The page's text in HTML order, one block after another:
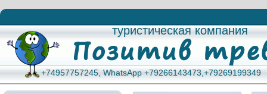
туристическая компания
туристическая компания
+74957757245, WhatsApp +79266143473,+79269199349
+74957757245, WhatsApp +79266143473,+79269199349